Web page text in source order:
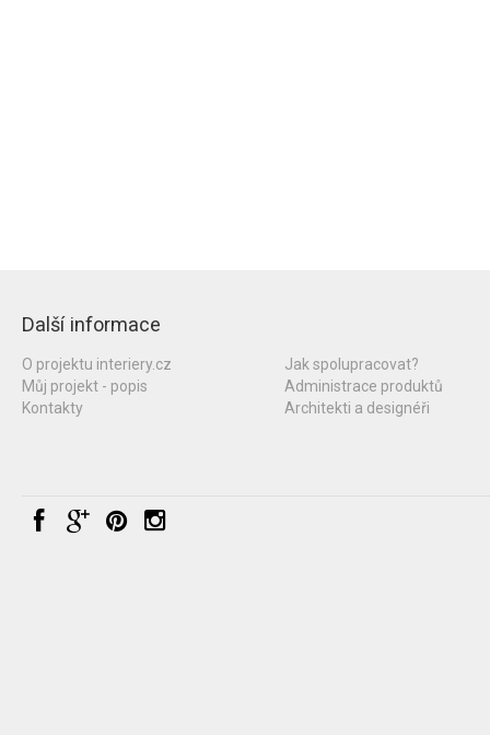
Další informace
O projektu interiery.cz
Můj projekt - popis
Kontakty
Jak spolupracovat?
Administrace produktů
Architekti a designéři